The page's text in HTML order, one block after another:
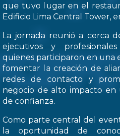
que tuvo lugar en el
Edificio Lima Central Tower,
La jornada reunió a cerca
ejecutivos y
quienes participaron en una
fomentar la creación de
redes de contacto y
negocio de alto impacto
de confianza.
Como parte central del
la oportunidad de